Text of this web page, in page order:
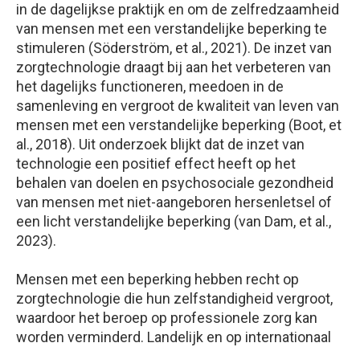
in de dagelijkse praktijk en om de zelfredzaamheid
van mensen met een verstandelijke beperking te
stimuleren (Söderström, et al., 2021). De inzet van
zorgtechnologie draagt bij aan het verbeteren van
het dagelijks functioneren, meedoen in de
samenleving en vergroot de kwaliteit van leven van
mensen met een verstandelijke beperking (Boot, et
al., 2018). Uit onderzoek blijkt dat de inzet van
technologie een positief effect heeft op het
behalen van doelen en psychosociale gezondheid
van mensen met niet-aangeboren hersenletsel of
een licht verstandelijke beperking (van Dam, et al.,
2023).
Mensen met een beperking hebben recht op
zorgtechnologie die hun zelfstandigheid vergroot,
waardoor het beroep op professionele zorg kan
worden verminderd. Landelijk en op internationaal